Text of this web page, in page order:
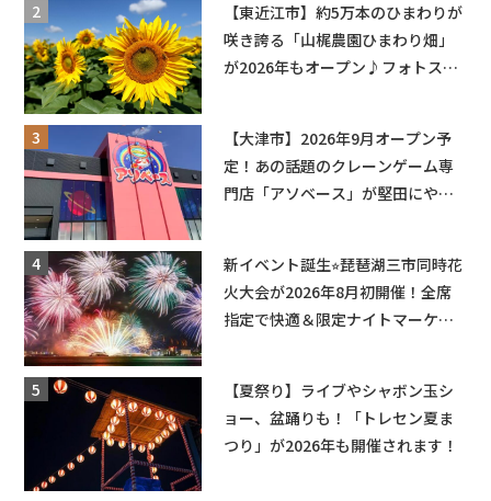
【東近江市】約5万本のひまわりが
咲き誇る「山梶農園ひまわり畑」
が2026年もオープン♪フォトスポ
【大津市】2026年9月オープン予
定！あの話題のクレーンゲーム専
門店「アソベース」が堅田にやっ
新イベント誕生⭐︎琵琶湖三市同時花
火大会が2026年8月初開催！全席
指定で快適＆限定ナイトマーケッ
【夏祭り】ライブやシャボン玉シ
ョー、盆踊りも！「トレセン夏ま
つり」が2026年も開催されます！